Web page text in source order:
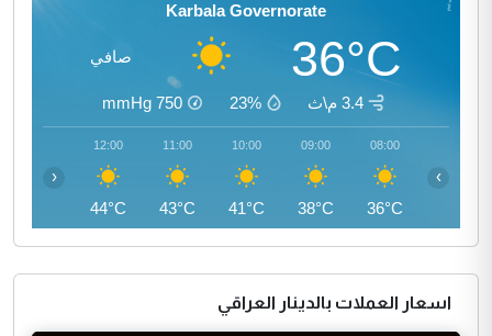
Karbala Governorate
36°C صافي
3.4 م\ث 23%
750
mmHg
08:00
36°C
09:00
38°C
10:00
41°C
11:00
43°C
12:00
44°C
‹ ›
اسعار العملات بالدينار العراقي